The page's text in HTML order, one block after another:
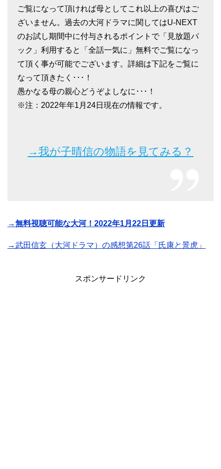
ご覧になって頂ければ母としてこれ以上の喜びはご
ざいません。過去の大河ドラマに関してはU-NEXT
のお試し期間中に付与されるポイントで「見放題パ
ック」利用すると「全話一気に」無料でご覧になっ
て頂く事が可能でございます。詳細は下記をご覧に
なって頂きたく･･･！
愚かなる母の親心どうぞよしなに･･･！
※注：2022年年1月24日現在の情報です。
→我が子晴信の物語を見てみる？
→無料視聴可能な大河！2022年1月22日更新
→武田信玄（大河ドラマ）の感想第26話「氏康と景虎」
スポンサードリンク